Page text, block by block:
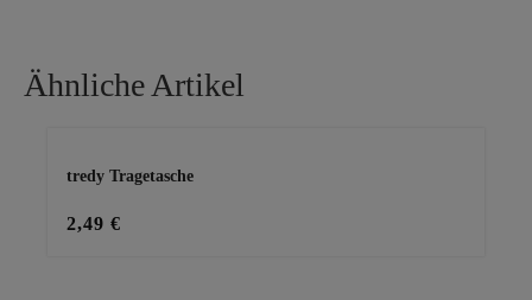
Ähnliche Artikel
tredy Tragetasche
2,49 €